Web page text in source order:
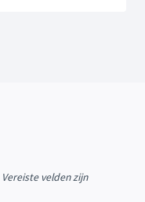
Vereiste velden zijn